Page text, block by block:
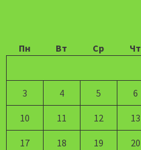
Пн
Вт Ср Чт
3 4 5 6
10 11 12 13
17 18 19 20